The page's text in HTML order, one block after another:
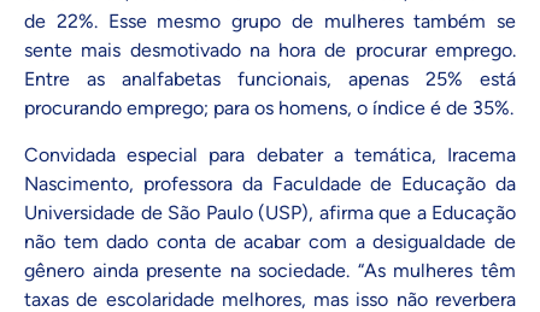
de 22%. Esse mesmo grupo de mulheres também se
sente mais desmotivado na hora de procurar emprego.
Entre as analfabetas funcionais, apenas 25% está
procurando emprego; para os homens, o índice é de 35%.
Convidada especial para debater a temática, Iracema
Nascimento, professora da Faculdade de Educação da
Universidade de São Paulo (USP), afirma que a Educação
não tem dado conta de acabar com a desigualdade de
gênero ainda presente na sociedade. “As mulheres têm
taxas de escolaridade melhores, mas isso não reverbera